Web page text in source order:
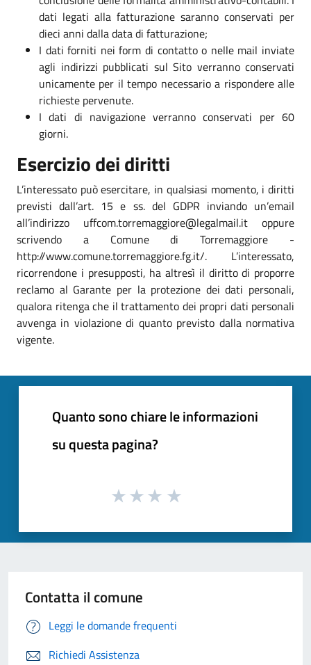
dati legati alla fatturazione saranno conservati per
dieci anni dalla data di fatturazione;
I dati forniti nei form di contatto o nelle mail inviate
agli indirizzi pubblicati sul Sito verranno conservati
unicamente per il tempo necessario a rispondere alle
richieste pervenute.
I dati di navigazione verranno conservati per 60
giorni.
Esercizio dei diritti
L’interessato può esercitare, in qualsiasi momento, i diritti
previsti dall’art. 15 e ss. del GDPR inviando un’email
all’indirizzo uffcom.torremaggiore@legalmail.it oppure
scrivendo a Comune di Torremaggiore -
http://www.comune.torremaggiore.fg.it/. L’interessato,
ricorrendone i presupposti, ha altresì il diritto di proporre
reclamo al Garante per la protezione dei dati personali,
qualora ritenga che il trattamento dei propri dati personali
avvenga in violazione di quanto previsto dalla normativa
vigente.
Quanto sono chiare le informazioni
su questa pagina?
Contatta il comune
Leggi le domande frequenti
Richiedi Assistenza